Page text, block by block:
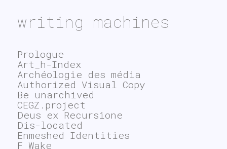
writing machines
Prologue
Art_h-Index
Archéologie des média
Authorized Visual Copy
Be unarchived
CEGZ.project
Deus ex Recursione
Dis-located
Enmeshed Identities
F_Wake